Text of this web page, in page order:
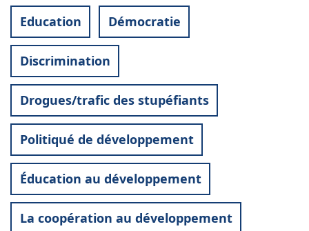
Education Démocratie
Discrimination
Drogues/trafic des stupéfiants
Politiqué de développement
Éducation au développement
La coopération au développement